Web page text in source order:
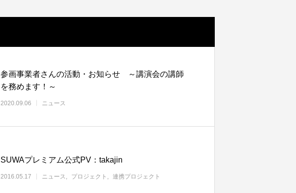
参画事業者さんの活動・お知らせ ～講演会の講師
を務めます！～
2020.09.06 ニュース
SUWAプレミアム公式PV：takajin
2016.05.17 ニュース プロジェクト 連携プロジェクト